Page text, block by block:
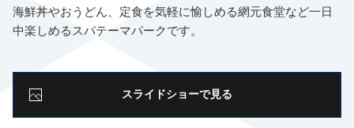
海鮮丼やおうどん、定食を気軽に愉しめる網元食堂など一日
中楽しめるスパテーマパークです。
スライドショーで見る